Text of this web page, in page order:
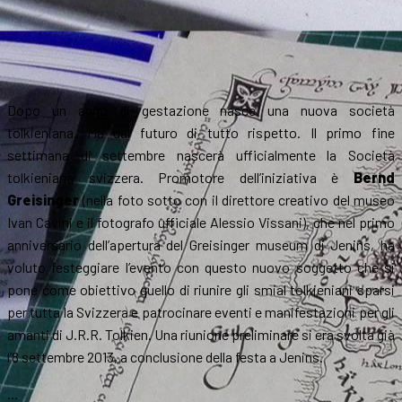
Dopo un anno di gestazione nasce una nuova società
tolkieniana. Ma dal futuro di tutto rispetto. Il primo fine
settimana di settembre nascerà ufficialmente la Società
tolkieniana svizzera. Promotore dell’iniziativa è Bernd
Greisinger(nella foto sotto con il direttore creativo del museo
Ivan Cavini e il fotografo ufficiale Alessio Vissani), che nel primo
anniversario dell’apertura del Greisinger museum di Jenins, ha
voluto festeggiare l’evento con questo nuovo soggetto che si
pone come obiettivo quello di riunire gli smial tolkieniani sparsi
per tutta la Svizzera e patrocinare eventi e manifestazioni per gli
amanti di J.R.R. Tolkien. Una riunione preliminare si era svolta già
l’8 settembre 2013, a conclusione della festa a Jenins.
…